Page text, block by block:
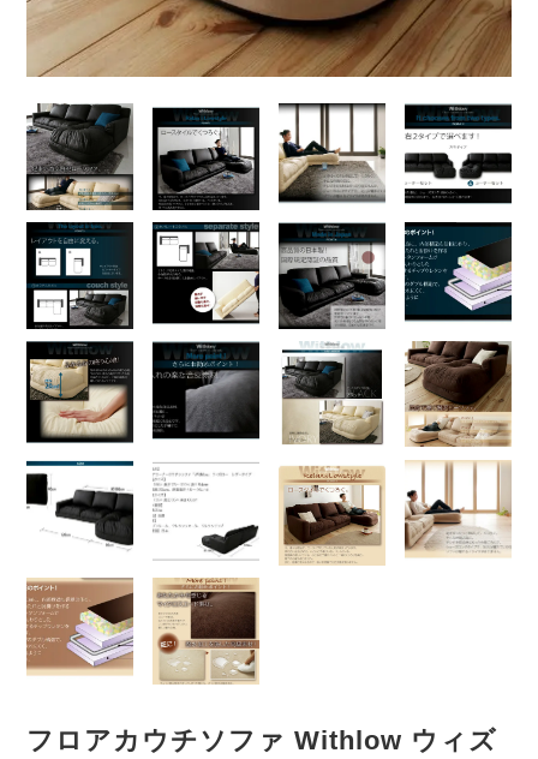
フロアカウチソファ Withlow ウィズ